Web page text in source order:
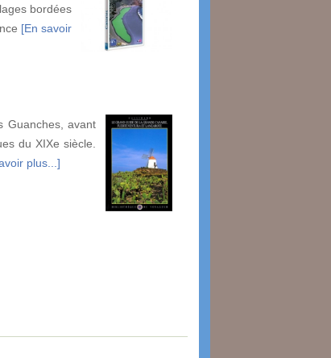
bordées
[En savoir
Guanches, avant
du XIXe siècle.
plus...]